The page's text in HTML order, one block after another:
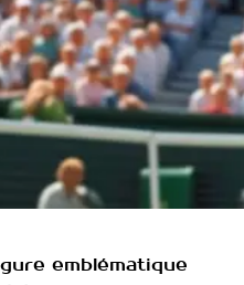
emblématique